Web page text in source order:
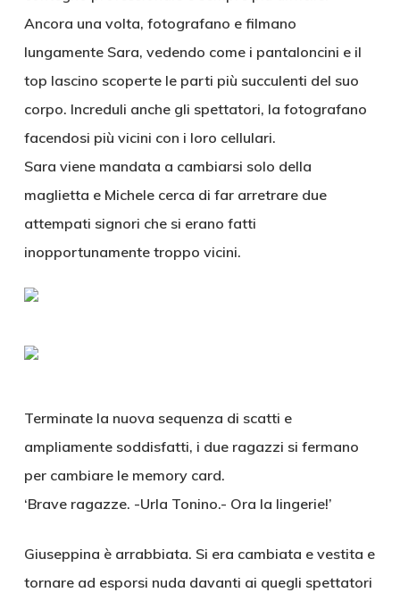
Ancora una volta, fotografano e filmano
lungamente Sara, vedendo come i pantaloncini e il
top lascino scoperte le parti più succulenti del suo
corpo. Increduli anche gli spettatori, la fotografano
facendosi più vicini con i loro cellulari.
Sara viene mandata a cambiarsi solo della
maglietta e Michele cerca di far arretrare due
attempati signori che si erano fatti
inopportunamente troppo vicini.
Terminate la nuova sequenza di scatti e
ampliamente soddisfatti, i due ragazzi si fermano
per cambiare le memory card.
‘Brave ragazze. -Urla Tonino.- Ora la lingerie!’
Giuseppina è arrabbiata. Si era cambiata e vestita e
tornare ad esporsi nuda davanti ai quegli spettatori